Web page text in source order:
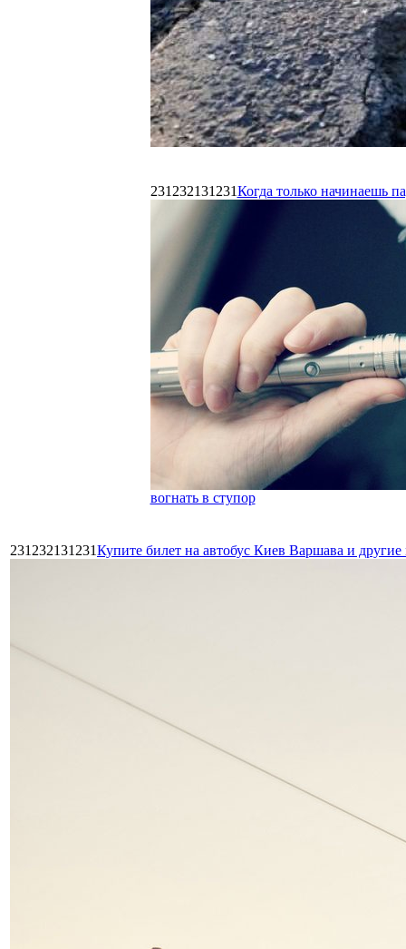
231232131231Когда только начинаешь
вогнать в ступор
231232131231Купите билет на автобус Киев Варшава и